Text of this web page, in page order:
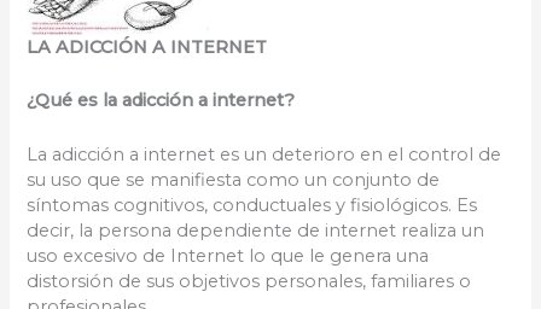
LA ADICCIÓN A INTERNET
¿Qué es la adicción a internet?
La adicción a internet es un deterioro en el control de
su uso que se manifiesta como un conjunto de
síntomas cognitivos, conductuales y fisiológicos. Es
decir, la persona dependiente de internet realiza un
uso excesivo de Internet lo que le genera una
distorsión de sus objetivos personales, familiares o